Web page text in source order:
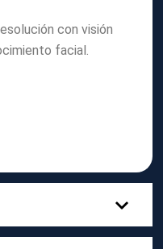
con visión
facial.